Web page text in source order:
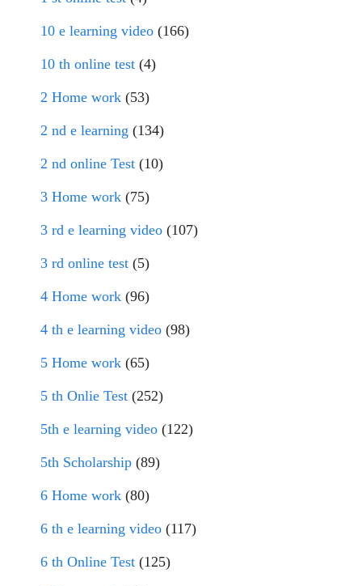
10 e learning video (166)
10 th online test (4)
2 Home work (53)
2 nd e learning (134)
2 nd online Test (10)
3 Home work (75)
3 rd e learning video (107)
3 rd online test (5)
4 Home work (96)
4 th e learning video (98)
5 Home work (65)
5 th Onlie Test (252)
5th e learning video (122)
5th Scholarship (89)
6 Home work (80)
6 th e learning video (117)
6 th Online Test (125)